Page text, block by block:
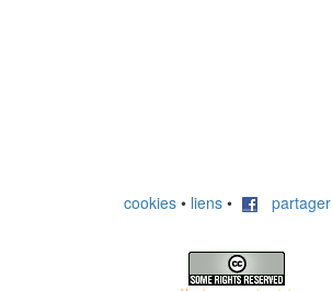
cookies • liens • partager